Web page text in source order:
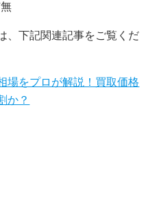
売却相談
、下記関連記事をご覧くだ
場をプロが解説！買取価格
か？